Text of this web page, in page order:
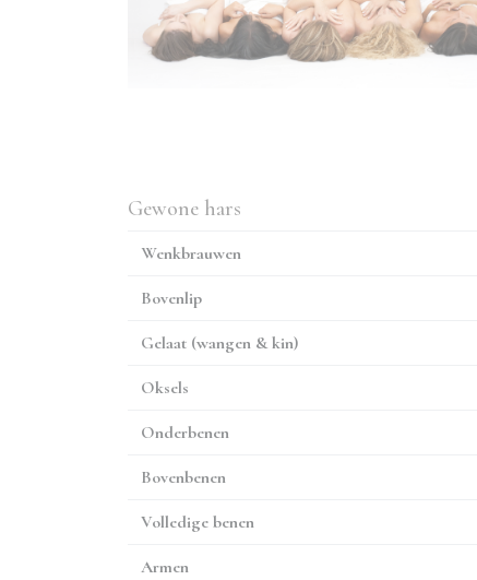
Gewone hars
Wenkbrauwen
Bovenlip
Gelaat (wangen & kin)
Oksels
Onderbenen
Bovenbenen
Volledige benen
Armen